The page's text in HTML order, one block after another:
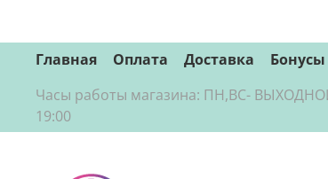
Главная Оплата Доставка Бонусы
Часы работы магазина: ПН,ВС-
19:00